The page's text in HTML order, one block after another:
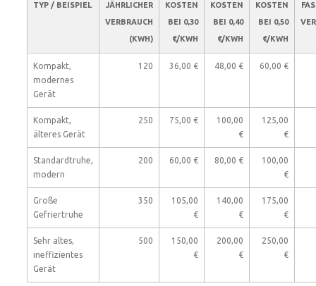
TYP / BEISPIEL
JÄHRLICHER
VERBRAUCH
(KWH)
KOSTEN
BEI 0,30
€/KWH
KOSTEN
BEI 0,40
€/KWH
KOSTEN
BEI 0,50
€/KWH
Kompakt,
modernes
Gerät
120 36,00 € 48,00 € 60,00 €
Kompakt,
älteres Gerät
250 75,00 €
100,00
€
125,00
€
Standardtruhe,
modern
200 60,00 € 80,00 €
100,00
€
Große
Gefriertruhe
350
105,00
€
140,00
€
175,00
€
Sehr altes,
ineffizientes
Gerät
500
150,00
€
200,00
€
250,00
€